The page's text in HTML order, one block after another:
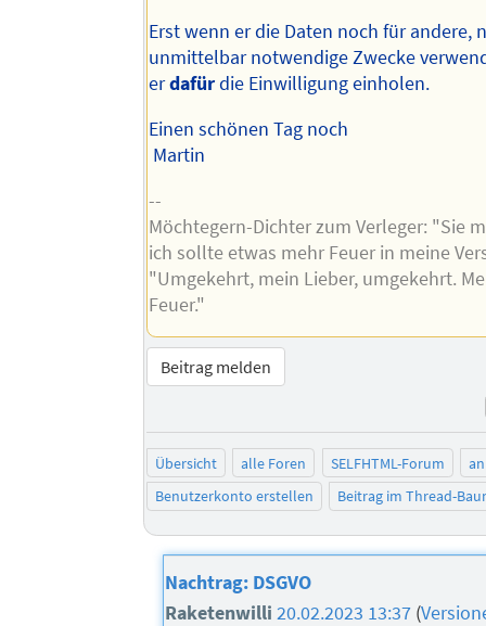
Erst wenn er die Daten noch für andere,
unmittelbar notwendige Zwecke
erdafürdie Einwilligung einholen.
Einen schönen Tag noch
Martin
--
Möchtegern-Dichter zum Verleger: "Sie
ich sollte etwas mehr Feuer in meine
"Umgekehrt, mein Lieber, umgekehrt.
Feuer."
Beitrag melden
Übersicht alle Foren SELFHTML-Forum
Benutzerkonto erstellen
Beitrag im Thread-
Nachtrag: DSGVO
Raketenwilli20.02.2023 13:37 (